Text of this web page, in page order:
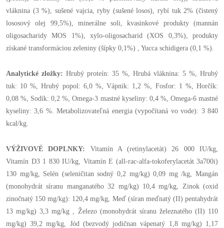
vláknina (3 %), sušené vajcia, ryby (sušené losos), rybí tuk 2% (čistený
lososový olej 99,5%), minerálne soli, kvasinkové produkty (mannán
oligosacharidy MOS 1%), xylo-oligosacharid (XOS 0,3%), produkty
získané transformáciou zeleniny (šípky 0,1%) , Yucca schidigera (0,1 %).
Analytické zložky: Hrubý proteín: 35 %, Hrubá vláknina: 5 %, Hrubý
tuk: 10 %, Hrubý popol: 6,0 %, Vápnik: 1,2 %, Fosfor: 1 %, Horčík:
0,08 %, Sodík: 0,2 %, Omega-3 mastné kyseliny: 0,4 %, Omega-6 mastné
kyseliny: 3,6 %. Metabolizovateľná energia (vypočítaná vo vode): 3 840
kcal/kg.
VÝŽIVOVÉ DOPLNKY: Vitamín A (retinylacetát) 26 000 IU/kg,
Vitamín D3 1 830 IU/kg, Vitamín E (all-rac-alfa-tokoferylacetát 3a700i)
130 mg/kg, Selén (seleničitan sodný 0,2 mg/kg) 0,09 mg /kg, Mangán
(monohydrát síranu manganatého 32 mg/kg) 10,4 mg/kg, Zinok (oxid
zinočnatý 150 mg/kg): 120,4 mg/kg, Meď (síran meďnatý (II) pentahydrát
13 mg/kg) 3,3 mg/kg , Železo (monohydrát síranu železnatého (II) 110
mg/kg) 39,2 mg/kg, Jód (bezvodý jodičnan vápenatý 1,8 mg/kg) 1,17